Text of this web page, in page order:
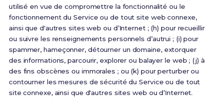
utilisé en vue de compromettre la fonctionnalité ou le
fonctionnement du Service ou de tout site web connexe,
ainsi que d'autres sites web ou d’Internet ; (h) pour recueillir
ou suivre les renseignements personnels d’autrui ; (i) pour
spammer, hameçonner, détourner un domaine, extorquer
des informations, parcourir, explorer ou balayer le web ; (j) à
des fins obscènes ou immorales ; ou (k) pour perturber ou
contourner les mesures de sécurité du Service ou de tout
site connexe, ainsi que d'autres sites web ou d’Internet.